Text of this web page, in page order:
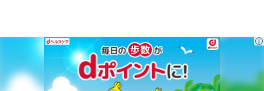
大容量で、内側には保冷温効果が高いアルミ蒸着フィルム付!!
飲み物や食材を入れたり、レジャー、スポーツ、アウトドアシーン
で大活躍！